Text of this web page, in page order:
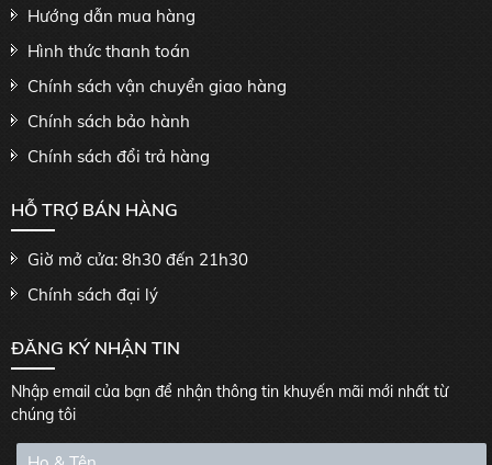
Hướng dẫn mua hàng
Hình thức thanh toán
Chính sách vận chuyển giao hàng
Chính sách bảo hành
Chính sách đổi trả hàng
HỖ TRỢ BÁN HÀNG
Giờ mở cửa: 8h30 đến 21h30
Chính sách đại lý
ĐĂNG KÝ NHẬN TIN
Nhập email của bạn để nhận thông tin khuyến mãi mới nhất từ
chúng tôi